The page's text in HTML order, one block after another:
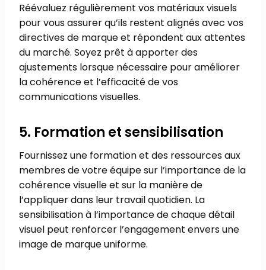
Réévaluez régulièrement vos matériaux visuels
pour vous assurer qu’ils restent alignés avec vos
directives de marque et répondent aux attentes
du marché. Soyez prêt à apporter des
ajustements lorsque nécessaire pour améliorer
la cohérence et l’efficacité de vos
communications visuelles.
5. Formation et sensibilisation
Fournissez une formation et des ressources aux
membres de votre équipe sur l’importance de la
cohérence visuelle et sur la manière de
l’appliquer dans leur travail quotidien. La
sensibilisation à l’importance de chaque détail
visuel peut renforcer l’engagement envers une
image de marque uniforme.